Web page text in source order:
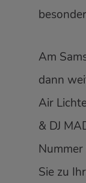
Am
dann
Air
& DJ
Sie zu